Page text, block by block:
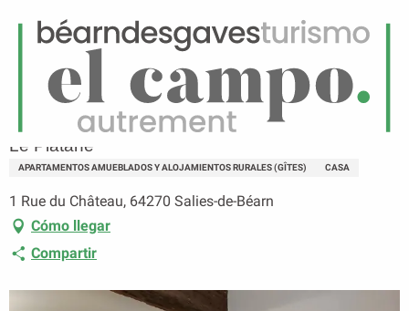
Menú
Página principal Le Platane
Le Platane
APARTAMENTOS AMUEBLADOS Y ALOJAMIENTOS RURALES (GÎTES) CASA
1 Rue du Château, 64270 Salies-de-Béarn
Cómo llegar
Compartir